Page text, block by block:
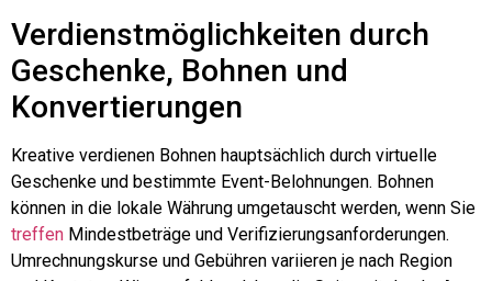
Verdienstmöglichkeiten durch
Geschenke, Bohnen und
Konvertierungen
Kreative verdienen Bohnen hauptsächlich durch virtuelle
Geschenke und bestimmte Event-Belohnungen. Bohnen
können in die lokale Währung umgetauscht werden, wenn Sie
treffen Mindestbeträge und Verifizierungsanforderungen.
Umrechnungskurse und Gebühren variieren je nach Region